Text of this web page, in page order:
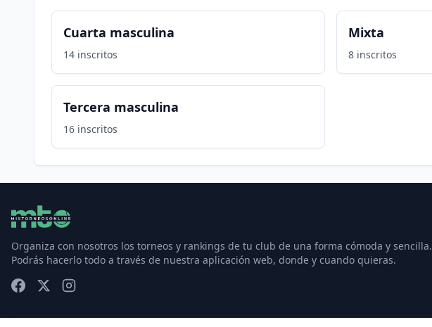
Cuarta masculina
14 inscritos
Mixta
8inscritos
Tercera masculina
16 inscritos
Organiza con nosotros los torneos y rankings de tu club de una forma cómoda y sencilla.
Podrás hacerlo todo a través de nuestra aplicación web, donde y cuando quieras.